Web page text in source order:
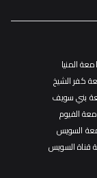
المنيا
كفر الشيخ
بني سويف
الفيوم
السويس
قناة السويس